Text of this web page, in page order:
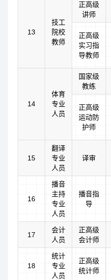
13
技工
院校
教师
正高级
讲师
正高级
实习指
导教师
14
体育
专业
人员
国家级
教练
正高级
运动防
护师
15
翻译
专业
人员
译审
16
播音
主持
专业
人员
播音指
导
17
会计
人员
正高级
会计师
18
统计
专业
人员
正高级
统计师